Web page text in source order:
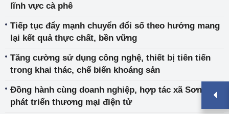
lĩnh vực cà phê
Tiếp tục đẩy mạnh chuyển đổi số theo hướng mang
lại kết quả thực chất, bền vững
Tăng cường sử dụng công nghệ, thiết bị tiên tiến
trong khai thác, chế biến khoáng sản
Đồng hành cùng doanh nghiệp, hợp tác xã Sơn La
phát triển thương mại điện tử